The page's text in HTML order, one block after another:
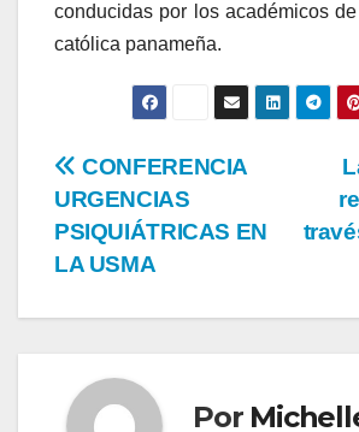
conducidas por los académicos
católica panameña.
CONFERENCIA
URGENCIAS
PSIQUIÁTRICAS EN
LA USMA
Por